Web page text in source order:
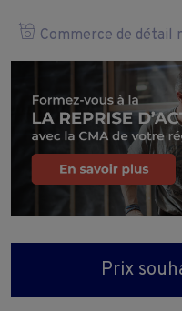
Commerce de détail
Prix